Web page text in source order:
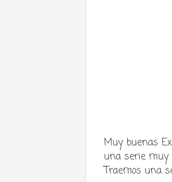
Muy buenas
una serie muy
Traemos una